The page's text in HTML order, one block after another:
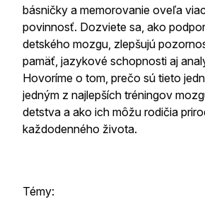
básničky a memorovanie oveľa
povinnosť. Dozviete sa, ako
detského mozgu, zlepšujú
pamäť, jazykové schopnosti aj
Hovoríme o tom, prečo sú tieto
jedným z najlepších tréningov
detstva a ako ich môžu rodičia
každodenného života.
Témy: